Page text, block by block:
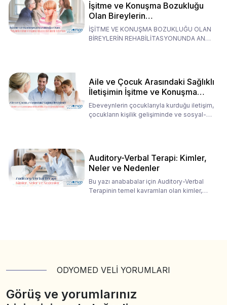
İşitme ve Konuşma Bozukluğu
Olan Bireylerin
Rehabilitasyonunda Ana
Babaların Tutumları
İŞİTME VE KONUŞMA BOZUKLUĞU OLAN
BİREYLERİN REHABİLİTASYONUNDA ANA
Aile ve Çocuk Arasındaki Sağlıklı
İletişimin İşitme ve Konuşma
Rehabilitasyonundaki Rolü
Ebeveynlerin çocuklarıyla kurduğu iletişim,
çocukların kişilik gelişiminde ve sosyal-
Auditory-Verbal Terapi: Kimler,
Neler ve Nedenler
Bu yazı anababalar için Auditory-Verbal
Terapinin temel kavramları olan kimler,
ODYOMED VELİ YORUMLARI
Görüş ve yorumlarınız